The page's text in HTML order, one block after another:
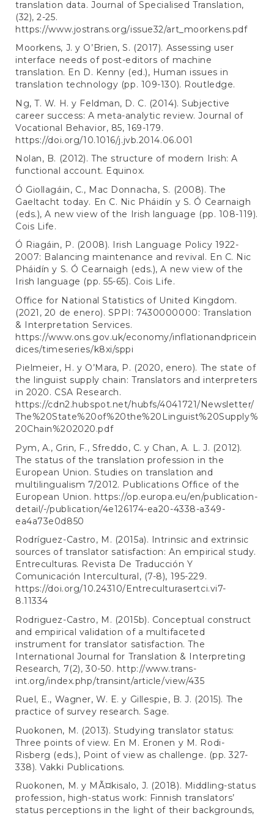
translation data. Journal of Specialised Translation,
(32), 2-25.
https://www.jostrans.org/issue32/art_moorkens.pdf
Moorkens, J. y O’Brien, S. (2017). Assessing user
interface needs of post-editors of machine
translation. En D. Kenny (ed.), Human issues in
translation technology (pp. 109-130). Routledge.
Ng, T. W. H. y Feldman, D. C. (2014). Subjective
career success: A meta-analytic review. Journal of
Vocational Behavior, 85, 169-179.
https://doi.org/10.1016/j.jvb.2014.06.001
Nolan, B. (2012). The structure of modern Irish: A
functional account. Equinox.
Ó Giollagáin, C., Mac Donnacha, S. (2008). The
Gaeltacht today. En C. Nic Pháidín y S. Ó Cearnaigh
(eds.), A new view of the Irish language (pp. 108-119).
Cois Life.
Ó Riagáin, P. (2008). Irish Language Policy 1922-
2007: Balancing maintenance and revival. En C. Nic
Pháidín y S. Ó Cearnaigh (eds.), A new view of the
Irish language (pp. 55-65). Cois Life.
Office for National Statistics of United Kingdom.
(2021, 20 de enero). SPPI: 7430000000: Translation
& Interpretation Services.
https://www.ons.gov.uk/economy/inflationandpricein
dices/timeseries/k8xi/sppi
Pielmeier, H. y O’Mara, P. (2020, enero). The state of
the linguist supply chain: Translators and interpreters
in 2020. CSA Research.
https://cdn2.hubspot.net/hubfs/4041721/Newsletter/
The%20State%20of%20the%20Linguist%20Supply%
20Chain%202020.pdf
Pym, A., Grin, F., Sfreddo, C. y Chan, A. L. J. (2012).
The status of the translation profession in the
European Union. Studies on translation and
multilingualism 7/2012. Publications Office of the
European Union. https://op.europa.eu/en/publication-
detail/-/publication/4e126174-ea20-4338-a349-
ea4a73e0d850
Rodríguez-Castro, M. (2015a). Intrinsic and extrinsic
sources of translator satisfaction: An empirical study.
Entreculturas. Revista De Traducción Y
Comunicación Intercultural, (7-8), 195-229.
https://doi.org/10.24310/Entreculturasertci.vi7-
8.11334
Rodriguez-Castro, M. (2015b). Conceptual construct
and empirical validation of a multifaceted
instrument for translator satisfaction. The
International Journal for Translation & Interpreting
Research, 7(2), 30-50. http://www.trans-
int.org/index.php/transint/article/view/435
Ruel, E., Wagner, W. E. y Gillespie, B. J. (2015). The
practice of survey research. Sage.
Ruokonen, M. (2013). Studying translator status:
Three points of view. En M. Eronen y M. Rodi-
Risberg (eds.), Point of view as challenge. (pp. 327-
338). Vakki Publications.
Ruokonen, M. y MÃ¤kisalo, J. (2018). Middling-status
profession, high-status work: Finnish translators’
status perceptions in the light of their backgrounds,